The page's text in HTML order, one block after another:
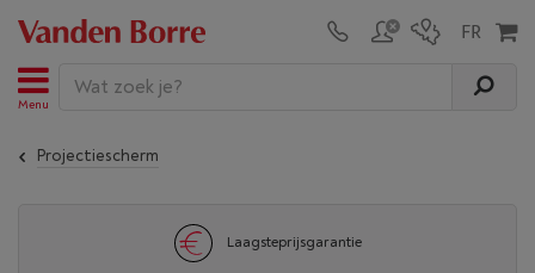
Menu
Projectiescherm
Laagsteprijsgarantie